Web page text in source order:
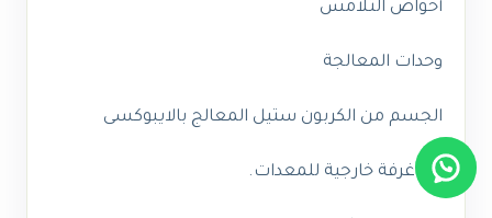
أحواض التلامس
وحدات المعالجة
الجسم من الكربون ستيل المعالج بالايبوكسى
مع غرفة خارجية للمعدات.